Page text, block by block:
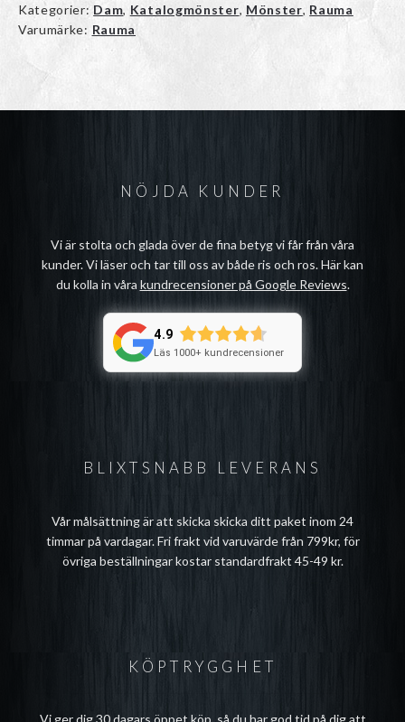
Kategorier: Dam, Katalogmönster, Mönster, Rauma
Varumärke: Rauma
BLIXTSNABB LEVERANS
Vår målsättning är att skicka skicka ditt paket inom 24
timmar på vardagar. Fri frakt vid varuvärde från 799kr, för
övriga beställningar kostar standardfrakt 45-49 kr.
NÖJDA KUNDER
Vi är stolta och glada över de fina betyg vi får från våra
kunder. Vi läser och tar till oss av både ris och ros. Här kan
du kolla in våra kundrecensioner på Google Reviews.
4.9
Läs 1000+ kundrecensioner
KÖPTRYGGHET